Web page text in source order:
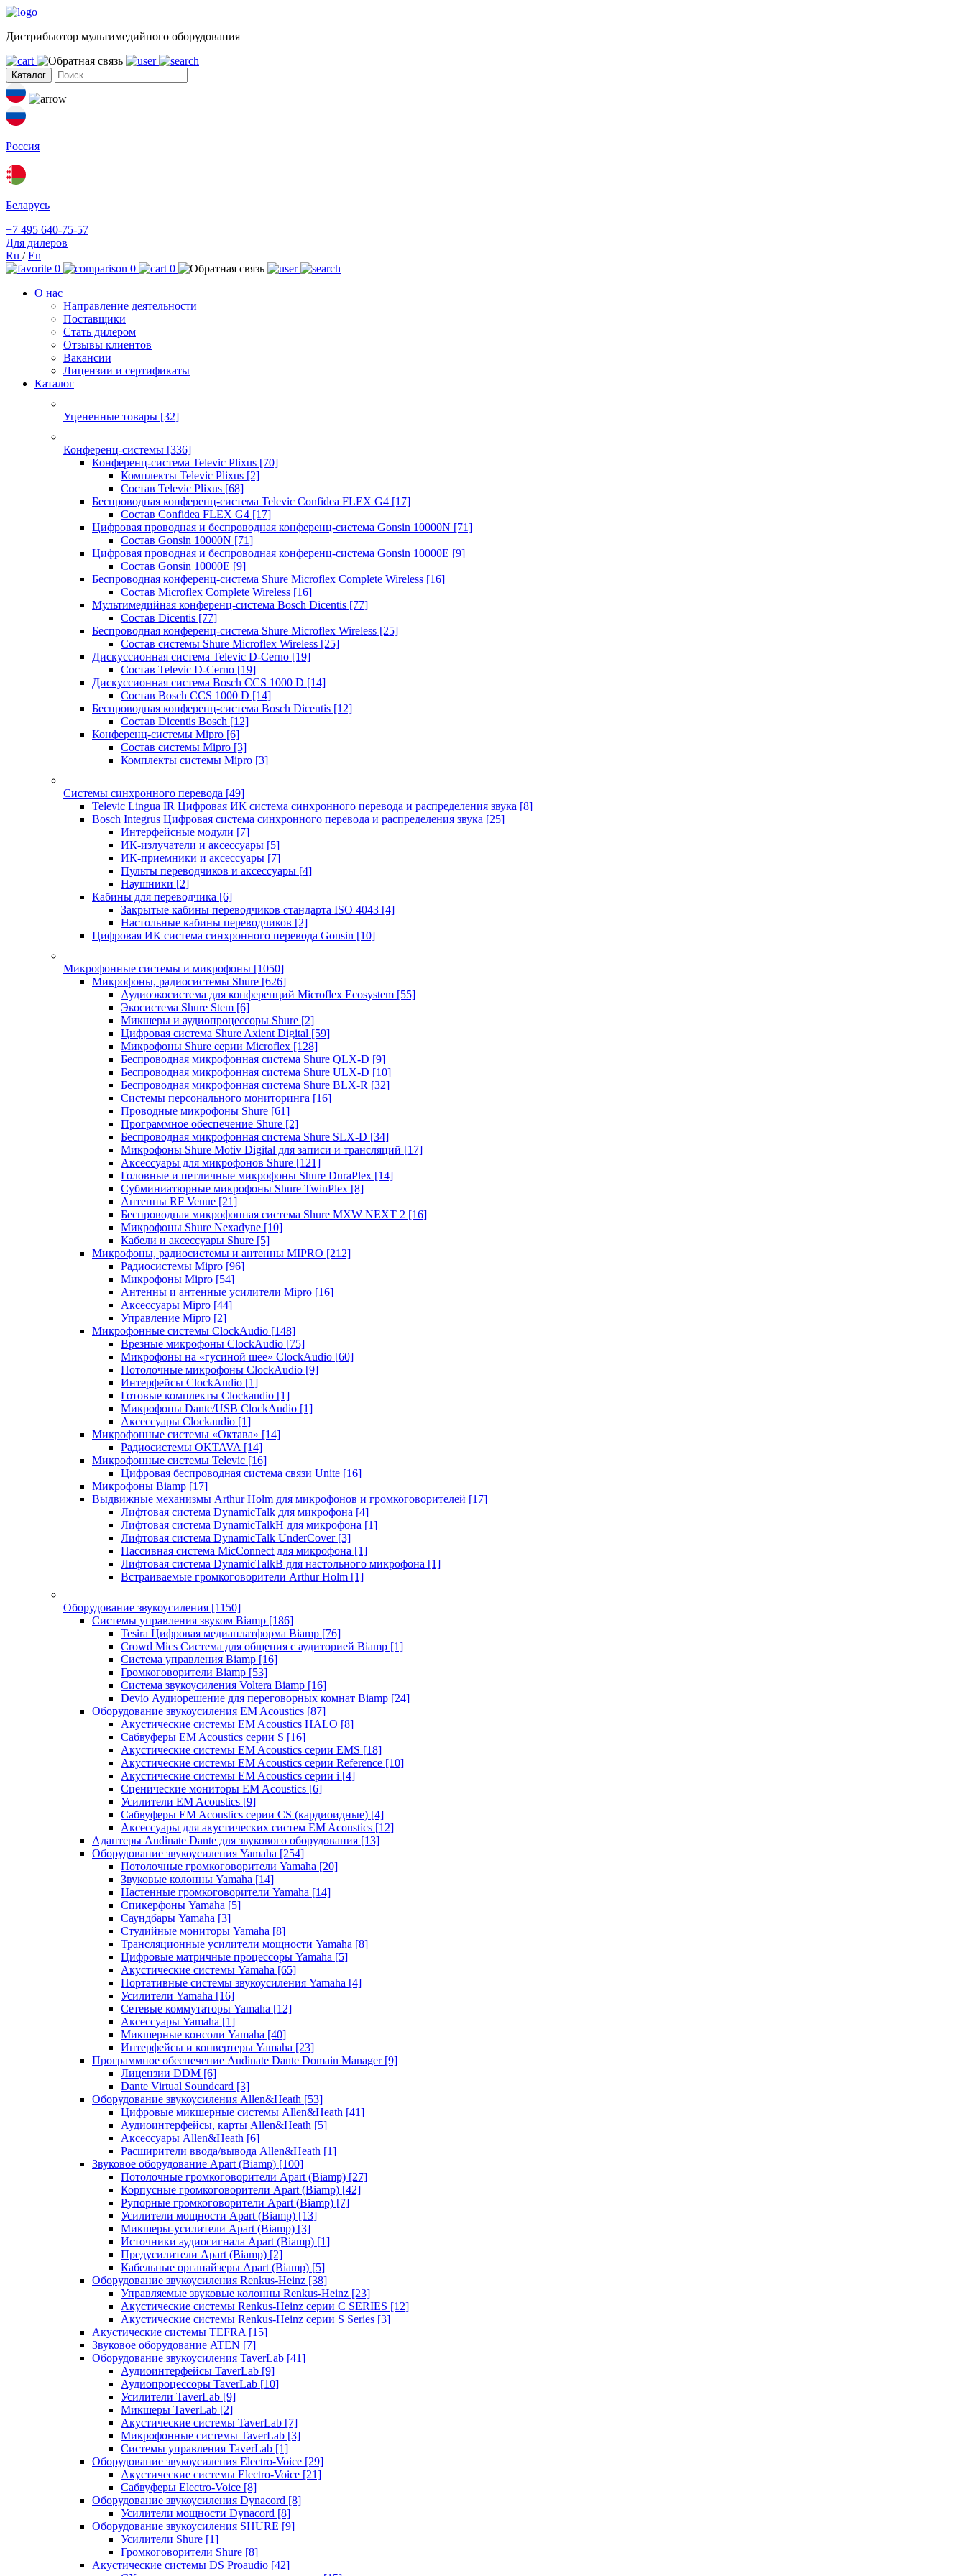
Дистрибьютор мультимедийного оборудования
Каталог
Россия
Беларусь
+7 495 640-75-57
Для дилеров
Ru /En
0
0
0
О нас
Направление деятельности
Поставщики
Стать дилером
Отзывы клиентов
Вакансии
Лицензии и сертификаты
Каталог
Уцененные товары [32]
Конференц-системы [336]
Конференц-система Televic Plixus [70]
Комплекты Televic Plixus [2]
Состав Televic Plixus [68]
Беспроводная конференц-система Televic Confidea FLEX G4 [17]
Состав Confidea FLEX G4 [17]
Цифровая проводная и беспроводная конференц-система Gonsin 10000N [71]
Состав Gonsin 10000N [71]
Цифровая проводная и беспроводная конференц-система Gonsin 10000E [9]
Состав Gonsin 10000E [9]
Беспроводная конференц-система Shure Microflex Complete Wireless [16]
Состав Microflex Complete Wireless [16]
Мультимедийная конференц-система Bosch Dicentis [77]
Состав Dicentis [77]
Беспроводная конференц-система Shure Microflex Wireless [25]
Состав системы Shure Microflex Wireless [25]
Дискуссионная система Televic D-Cerno [19]
Состав Televic D-Cerno [19]
Дискуссионная система Bosch CCS 1000 D [14]
Состав Bosch CCS 1000 D [14]
Беспроводная конференц-система Bosch Dicentis [12]
Состав Dicentis Bosch [12]
Конференц-системы Mipro [6]
Состав системы Mipro [3]
Комплекты системы Mipro [3]
Системы синхронного перевода [49]
Televic Lingua IR Цифровая ИК система синхронного перевода и распределения звука [8]
Bosch Integrus Цифровая система синхронного перевода и распределения звука [25]
Интерфейсные модули [7]
ИК-излучатели и аксессуары [5]
ИК-приемники и аксессуары [7]
Пульты переводчиков и аксессуары [4]
Наушники [2]
Кабины для переводчика [6]
Закрытые кабины переводчиков стандарта ISO 4043 [4]
Настольные кабины переводчиков [2]
Цифровая ИК система синхронного перевода Gonsin [10]
Микрофонные системы и микрофоны [1050]
Микрофоны, радиосистемы Shure [626]
Аудиоэкосистема для конференций Microflex Ecosystem [55]
Экосистема Shure Stem [6]
Микшеры и аудиопроцессоры Shure [2]
Цифровая система Shure Axient Digital [59]
Микрофоны Shure серии Microflex [128]
Беспроводная микрофонная система Shure QLX-D [9]
Беспроводная микрофонная система Shure ULX-D [10]
Беспроводная микрофонная система Shure BLX-R [32]
Системы персонального мониторинга [16]
Проводные микрофоны Shure [61]
Программное обеспечение Shure [2]
Беспроводная микрофонная система Shure SLX-D [34]
Микрофоны Shure Motiv Digital для записи и трансляций [17]
Аксессуары для микрофонов Shure [121]
Головные и петличные микрофоны Shure DuraPlex [14]
Субминиатюрные микрофоны Shure TwinPlex [8]
Антенны RF Venue [21]
Беспроводная микрофонная система Shure MXW NEXT 2 [16]
Микрофоны Shure Nexadyne [10]
Кабели и аксессуары Shure [5]
Микрофоны, радиосистемы и антенны MIPRO [212]
Радиосистемы Mipro [96]
Микрофоны Mipro [54]
Антенны и антенные усилители Mipro [16]
Аксессуары Mipro [44]
Управление Mipro [2]
Микрофонные системы ClockAudio [148]
Врезные микрофоны ClockAudio [75]
Микрофоны на «гусиной шее» ClockAudio [60]
Потолочные микрофоны ClockAudio [9]
Интерфейсы ClockAudio [1]
Готовые комплекты Clockaudio [1]
Микрофоны Dante/USB ClockAudio [1]
Аксессуары Clockaudio [1]
Микрофонные системы «Октава» [14]
Радиосистемы OKTAVA [14]
Микрофонные системы Televic [16]
Цифровая беспроводная система связи Unite [16]
Микрофоны Biamp [17]
Выдвижные механизмы Arthur Holm для микрофонов и громкоговорителей [17]
Лифтовая система DynamicTalk для микрофона [4]
Лифтовая система DynamicTalkH для микрофона [1]
Лифтовая система DynamicTalk UnderCover [3]
Пассивная система MicConnect для микрофона [1]
Лифтовая система DynamicTalkB для настольного микрофона [1]
Встраиваемые громкоговорители Arthur Holm [1]
Оборудование звукоусиления [1150]
Системы управления звуком Biamp [186]
Tesira Цифровая медиаплатформа Biamp [76]
Crowd Mics Система для общения с аудиторией Biamp [1]
Система управления Biamp [16]
Громкоговорители Biamp [53]
Система звукоусиления Voltera Biamp [16]
Devio Аудиорешение для переговорных комнат Biamp [24]
Оборудование звукоусиления EM Acoustics [87]
Акустические системы EM Acoustics HALO [8]
Сабвуферы EM Acoustics серии S [16]
Акустические системы EM Acoustics серии EMS [18]
Акустические системы EM Acoustics серии Reference [10]
Акустические системы EM Acoustics серии i [4]
Сценические мониторы EM Acoustics [6]
Усилители EM Acoustics [9]
Сабвуферы EM Acoustics серии CS (кардиоидные) [4]
Аксессуары для акустических систем EM Acoustics [12]
Адаптеры Audinate Dante для звукового оборудования [13]
Оборудование звукоусиления Yamaha [254]
Потолочные громкоговорители Yamaha [20]
Звуковые колонны Yamaha [14]
Настенные громкоговорители Yamaha [14]
Спикерфоны Yamaha [5]
Саундбары Yamaha [3]
Студийные мониторы Yamaha [8]
Трансляционные усилители мощности Yamaha [8]
Цифровые матричные процессоры Yamaha [5]
Акустические системы Yamaha [65]
Портативные системы звукоусиления Yamaha [4]
Усилители Yamaha [16]
Сетевые коммутаторы Yamaha [12]
Аксессуары Yamaha [1]
Микшерные консоли Yamaha [40]
Интерфейсы и конвертеры Yamaha [23]
Программное обеспечение Audinate Dante Domain Manager [9]
Лицензии DDM [6]
Dante Virtual Soundcard [3]
Оборудование звукоусиления Allen&Heath [53]
Цифровые микшерные системы Allen&Heath [41]
Аудиоинтерфейсы, карты Allen&Heath [5]
Аксессуары Allen&Heath [6]
Расширители ввода/вывода Allen&Heath [1]
Звуковое оборудование Apart (Biamp) [100]
Потолочные громкоговорители Apart (Biamp) [27]
Корпусные громкоговорители Apart (Biamp) [42]
Рупорные громкоговорители Apart (Biamp) [7]
Усилители мощности Apart (Biamp) [13]
Микшеры-усилители Apart (Biamp) [3]
Источники аудиосигнала Apart (Biamp) [1]
Предусилители Apart (Biamp) [2]
Кабельные органайзеры Apart (Biamp) [5]
Оборудование звукоусиления Renkus-Heinz [38]
Управляемые звуковые колонны Renkus-Heinz [23]
Акустические системы Renkus-Heinz серии C SERIES [12]
Акустические системы Renkus-Heinz серии S Series [3]
Акустические системы TEFRA [15]
Звуковое оборудование ATEN [7]
Оборудование звукоусиления TaverLab [41]
Аудиоинтерфейсы TaverLab [9]
Аудиопроцессоры TaverLab [10]
Усилители TaverLab [9]
Микшеры TaverLab [2]
Акустические системы TaverLab [7]
Микрофонные системы TaverLab [3]
Системы управления TaverLab [1]
Оборудование звукоусиления Electro-Voice [29]
Акустические системы Electro-Voice [21]
Сабвуферы Electro-Voice [8]
Оборудование звукоусиления Dynacord [8]
Усилители мощности Dynacord [8]
Оборудование звукоусиления SHURE [9]
Усилители Shure [1]
Громкоговорители Shure [8]
Акустические системы DS Proaudio [42]